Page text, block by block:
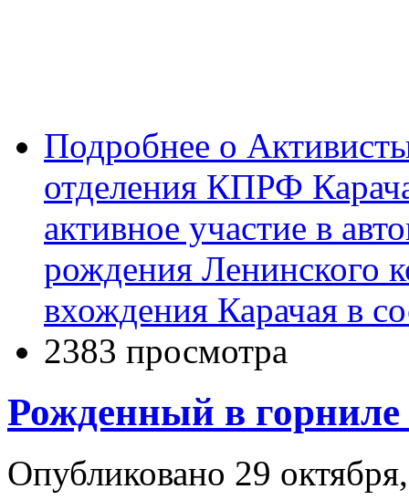
Подробнее о
отделения КПРФ
активное участие в
рождения Ленинского
вхождения Карачая в
2383 просмотра
Рожденный в
Опубликовано 29